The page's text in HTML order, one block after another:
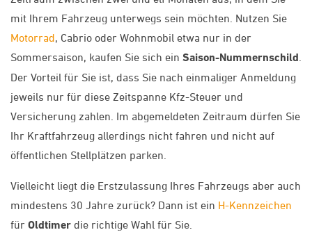
mit Ihrem Fahrzeug unterwegs sein möchten. Nutzen Sie
Motorrad, Cabrio oder Wohnmobil etwa nur in der
Sommersaison, kaufen Sie sich ein Saison-Nummernschild
Der Vorteil für Sie ist, dass Sie nach einmaliger Anmeldung
jeweils nur für diese Zeitspanne Kfz-Steuer und
Versicherung zahlen. Im abgemeldeten Zeitraum dürfen Sie
Ihr Kraftfahrzeug allerdings nicht fahren und nicht auf
öffentlichen Stellplätzen parken.
Vielleicht liegt die Erstzulassung Ihres Fahrzeugs aber auch
mindestens 30 Jahre zurück? Dann ist ein H-Kennzeichen
für Oldtimer die richtige Wahl für Sie.